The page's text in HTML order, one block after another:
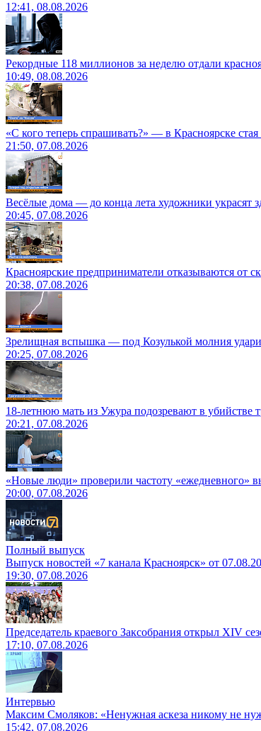
12:41, 08.08.2026
Рекордные 118 миллионов за неделю отдали
10:49, 08.08.2026
«С кого теперь спрашивать?» — в Красноярске
21:50, 07.08.2026
Весёлые дома — до конца лета художники украсят
20:45, 07.08.2026
Красноярские предприниматели отказываются от
20:38, 07.08.2026
Зрелищная вспышка — под Козулькой молния
20:25, 07.08.2026
18-летнюю мать из Ужура подозревают в убийстве
20:21, 07.08.2026
«Новые люди» проверили частоту «ежедневного»
20:00, 07.08.2026
Полный выпуск
Выпуск новостей «7 канала Красноярск» от
19:30, 07.08.2026
Председатель краевого Заксобрания открыл XIV
17:10, 07.08.2026
Интервью
Максим Смоляков: «Ненужная аскеза никому не
15:42, 07.08.2026